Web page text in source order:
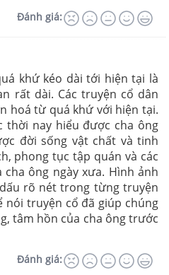
Đánh giá:
khứ kéo dài tới hiện tại là
rất dài. Các truyện cổ dân
hoá từ quá khứ với hiện tại.
thời nay hiểu được cha ông
đời sống vật chất và tinh
phong tục tập quán và các
ông ngày xưa. Hình ảnh
rõ nét trong từng truyện
nói truyện cổ đã giúp chúng
tâm hồn của cha ông trước
Đánh giá: